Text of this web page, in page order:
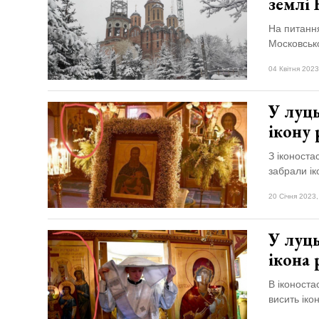
На
04 Квітня
У
ікону
З
забрали
20 Січня
У
В
висить